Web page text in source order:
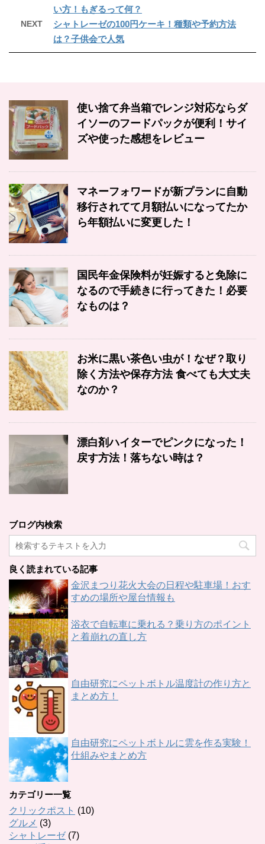
い方！もぎるって何？
NEXT
シャトレーゼの100円ケーキ！種類や予約方法
は？子供会で人気
使い捨て弁当箱でレンジ対応ならダ
イソーのフードパックが便利！サイ
ズや使った感想をレビュー
マネーフォワードが新プランに自動
移行されてて月額払いになってたか
ら年額払いに変更した！
国民年金保険料が妊娠すると免除に
なるので手続きに行ってきた！必要
なものは？
お米に黒い茶色い虫が！なぜ？取り
除く方法や保存方法 食べても大丈夫
なのか？
漂白剤ハイターでピンクになった！
戻す方法！落ちない時は？
ブログ内検索
良く読まれている記事
金沢まつり花火大会の日程や駐車場！おす
すめの場所や屋台情報も
浴衣で自転車に乗れる？乗り方のポイント
と着崩れの直し方
自由研究にペットボトル温度計の作り方と
まとめ方！
自由研究にペットボトルに雲を作る実験！
仕組みやまとめ方
カテゴリー一覧
クリックポスト (10)
グルメ (3)
シャトレーゼ(7)